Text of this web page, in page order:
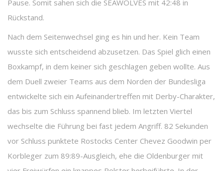
Pause. Somit sahen sich die SEAWOLVES mit 42:48 in
Rückstand.
Nach dem Seitenwechsel ging es hin und her. Kein Team
wusste sich entscheidend abzusetzen. Das Spiel glich einen
Boxkampf, in dem keiner sich geschlagen geben wollte. Aus
dem Duell zweier Teams aus dem Norden der Bundesliga
entwickelte sich ein Aufeinandertreffen mit Derby-Charakter,
das bis zum Schluss spannend blieb. Im letzten Viertel
wechselte die Führung bei fast jedem Angriff. 82 Sekunden
vor Schluss punktete Rostocks Center Chevez Goodwin per
Korbleger zum 89:89-Ausgleich, ehe die Oldenburger mit